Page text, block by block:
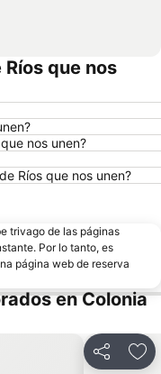
que nos
nos unen?
Ríos que nos unen?
trivago de las páginas
Por lo tanto, es
página web de reserva
en Colonia
Compartir